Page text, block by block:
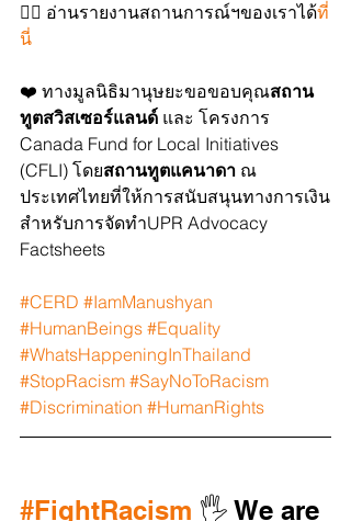
👉🏼 อ่านรายงานสถานการณ์ฯของเราได้ที่
นี่
❤️ ทางมูลนิธิมานุษยะขอขอบคุณสถาน
ทูตสวิสเซอร์แลนด์ และ โครงการ
Canada Fund for Local Initiatives
(CFLI) โดยสถานทูตแคนาดา ณ
ประเทศไทยที่ให้การสนับสนุนทางการเงิน
สำหรับการจัดทำUPR Advocacy
Factsheets
#CERD #IamManushyan
#HumanBeings #Equality
#WhatsHappeningInThailand
#StopRacism #SayNoToRacism
#Discrimination #HumanRights
#FightRacism 🖐️ We are